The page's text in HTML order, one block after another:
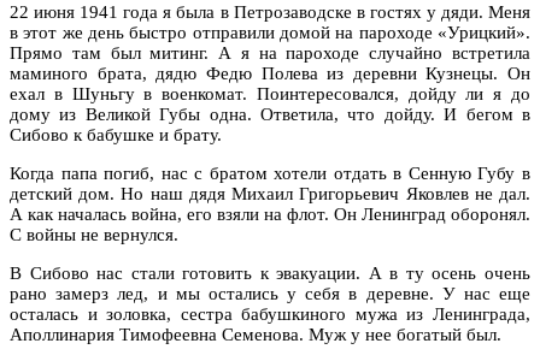
22 июня 1941 года я была в Петрозаводске в гостях у дяди. Меня
в этот же день быстро отправили домой на пароходе «Урицкий».
Прямо там был митинг. А я на пароходе случайно встретила
маминого брата, дядю Федю Полева из деревни Кузнецы. Он
ехал в Шуньгу в военкомат. Поинтересовался, дойду ли я до
дому из Великой Губы одна. Ответила, что дойду. И бегом в
Сибово к бабушке и брату.
Когда папа погиб, нас с братом хотели отдать в Сенную Губу в
детский дом. Но наш дядя Михаил Григорьевич Яковлев не дал.
А как началась война, его взяли на флот. Он Ленинград оборонял.
С войны не вернулся.
В Сибово нас стали готовить к эвакуации. А в ту осень очень
рано замерз лед, и мы остались у себя в деревне. У нас еще
осталась и золовка, сестра бабушкиного мужа из Ленинграда,
Аполлинария Тимофеевна Семенова. Муж у нее богатый был.